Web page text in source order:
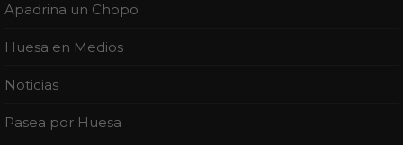
Apadrina un Chopo
Huesa en Medios
Noticias
Pasea por Huesa